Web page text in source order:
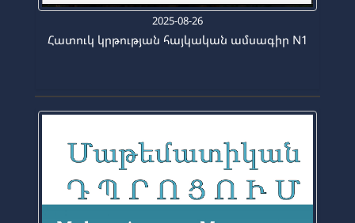
2025-08-26
Հատուկ կրթության հայկական ամսագիր N1